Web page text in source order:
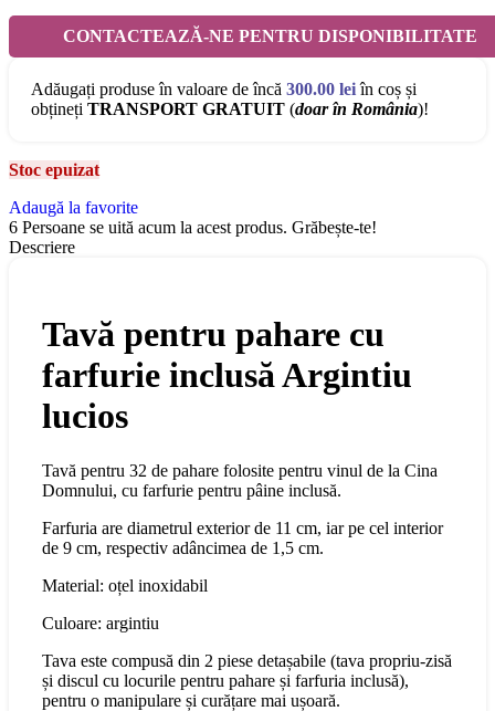
CONTACTEAZĂ-NE PENTRU DISPONIBILITATE
Adăugați produse în valoare de încă 300.00 leiîn coș și
obțineți TRANSPORT GRATUIT (doar în România)!
Stoc epuizat
Adaugă la favorite
6 Persoane se uită acum la acest produs. Grăbește-te!
Descriere
Tavă pentru pahare cu
farfurie inclusă Argintiu
lucios
Tavă pentru 32 de pahare folosite pentru vinul de la Cina
Domnului, cu farfurie pentru pâine inclusă.
Farfuria are diametrul exterior de 11 cm, iar pe cel interior
de 9 cm, respectiv adâncimea de 1,5 cm.
Material: oțel inoxidabil
Culoare: argintiu
Tava este compusă din 2 piese detașabile (tava propriu-zisă
și discul cu locurile pentru pahare și farfuria inclusă),
pentru o manipulare și curățare mai ușoară.